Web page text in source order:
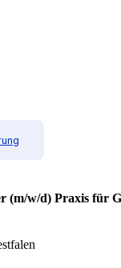
(m/w/d) Praxis für